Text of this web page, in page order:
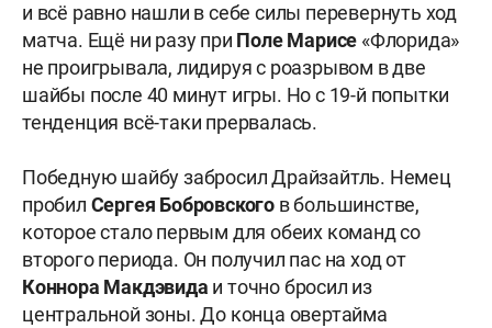
и всё равно нашли в себе силы перевернуть ход
матча. Ещё ни разу при Поле Марисе «Флорида»
не проигрывала, лидируя с роазрывом в две
шайбы после 40 минут игры. Но с 19-й попытки
тенденция всё-таки прервалась.
Победную шайбу забросил Драйзайтль. Немец
пробил Сергея Бобровского в большинстве,
которое стало первым для обеих команд со
второго периода. Он получил пас на ход от
Коннора Макдэвида и точно бросил из
центральной зоны. До конца овертайма